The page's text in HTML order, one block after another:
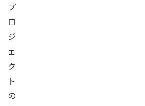
プ
ロ
ジ
ェ
ク
ト
の